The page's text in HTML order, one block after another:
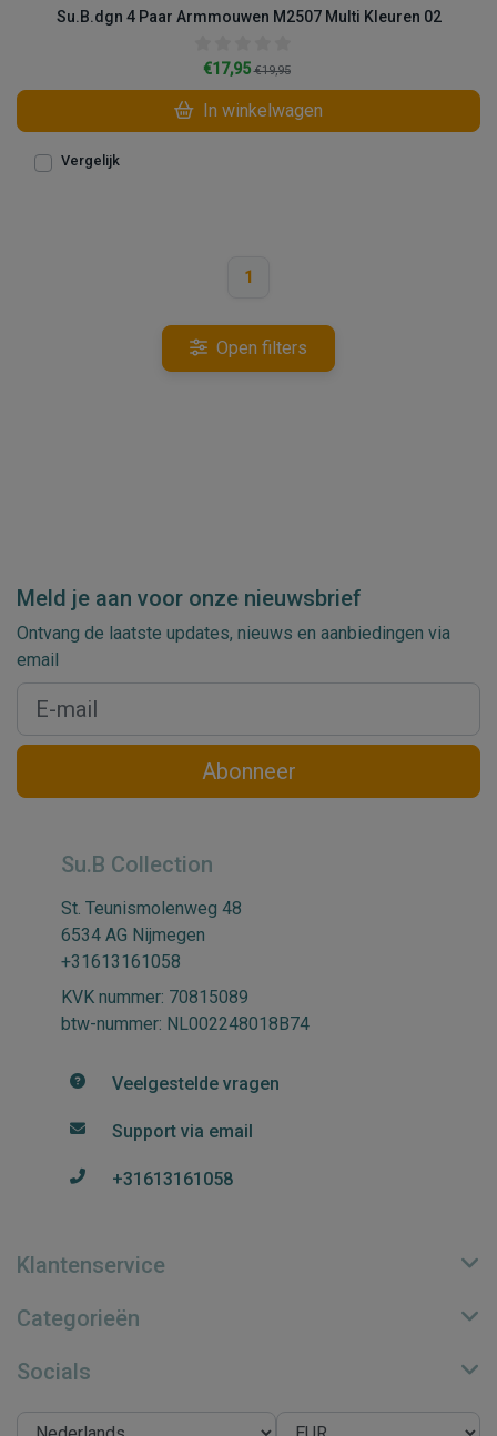
Su.B.dgn 4 Paar Armmouwen M2507 Multi Kleuren 02
€17,95€19,95
In winkelwagen
Vergelijk
1
Open filters
Meld je aan voor onze nieuwsbrief
Ontvang de laatste updates, nieuws en aanbiedingen via
email
Abonneer
Su.B Collection
St. Teunismolenweg 48
6534 AG Nijmegen
+31613161058
KVK nummer: 70815089
btw-nummer: NL002248018B74
Veelgestelde vragen
Support via email
+31613161058
Klantenservice
Categorieën
Socials